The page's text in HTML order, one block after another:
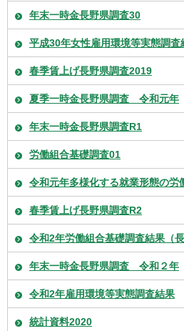
年末一時金長野県調査30
平成30年女性雇用環境等実態調査
春季賃上げ長野県調査2019
夏季一時金長野県調査 令和元年
年末一時金長野県調査R1
労働組合基礎調査01
令和元年多様化する就業形態の労
春季賃上げ長野県調査R2
令和2年労働組合基礎調査結果（長
年末一時金長野県調査 令和２年
令和2年雇用環境等実態調査結果
統計資料2020